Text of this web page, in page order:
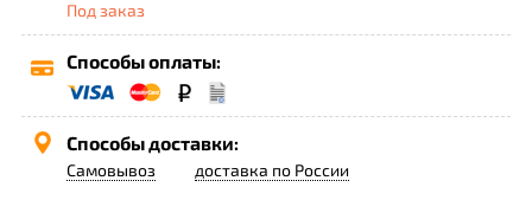
Под заказ
Способы оплаты:
Способы доставки:
Самовывоз доставка по России